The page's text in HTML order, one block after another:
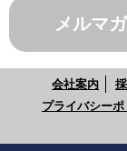
メルマ
会社案内
プライバシー